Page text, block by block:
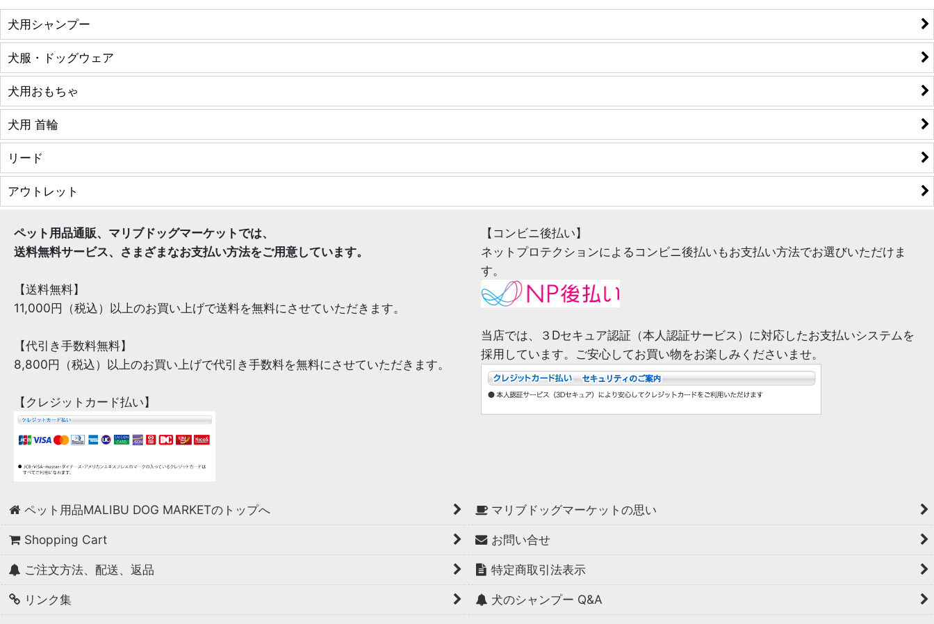
犬用シャンプー
犬服・ドッグウェア
犬用おもちゃ
犬用 首輪
リード
アウトレット
ペット用品通販、マリブドッグマーケットでは、
送料無料サービス、さまざまなお支払い方法をご用意しています。
【送料無料】
11,000円（税込）以上のお買い上げで送料を無料にさせていただきます。
【代引き手数料無料】
8,800円（税込）以上のお買い上げで代引き手数料を無料にさせていただきます。
【クレジットカード払い】
【コンビニ後払い】
ネットプロテクションによるコンビニ後払いもお支払い方法でお選びいただけま
す。
当店では、３Dセキュア認証（本人認証サービス）に対応したお支払いシステムを
採用しています。ご安心してお買い物をお楽しみくださいませ。
ペット用品MALIBU DOG MARKETのトップへ マリブドッグマーケットの思い
Shopping Cart お問い合せ
ご注文方法、配送、返品 特定商取引法表示
リンク集 犬のシャンプー Q&A